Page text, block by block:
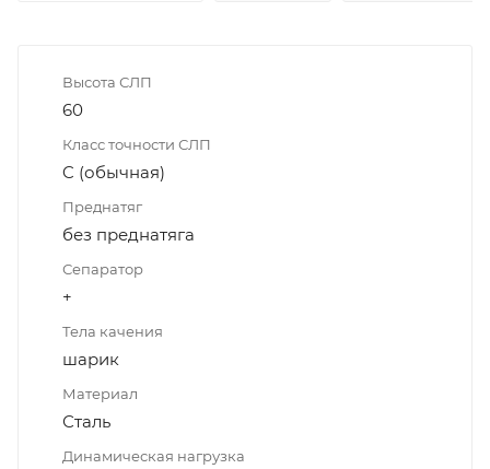
Высота СЛП
60
Класс точности СЛП
C (обычная)
Преднатяг
без преднатяга
Сепаратор
+
Тела качения
шарик
Материал
Сталь
Динамическая нагрузка